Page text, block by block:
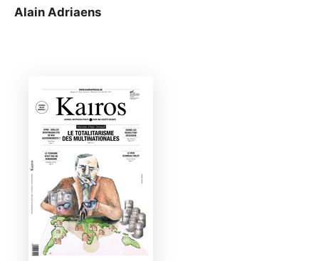
Alain Adriaens